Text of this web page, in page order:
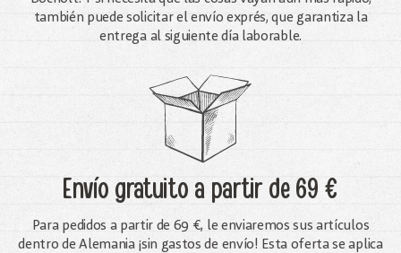
también puede solicitar el envío exprés, que garantiza la
entrega al siguiente día laborable.
Envío gratuitoa partir de 69 €
Para pedidos a partir de 69 €, le enviaremos sus artículos
dentro de Alemania ¡sin gastos de envío! Esta oferta se aplica